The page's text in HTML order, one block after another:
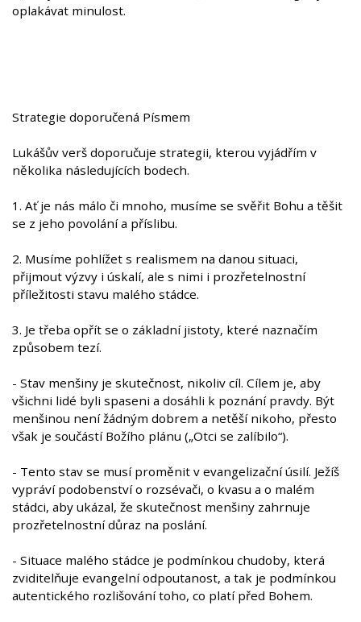
oplakávat minulost.
Strategie doporučená Písmem
Lukášův verš doporučuje strategii, kterou vyjádřím v
několika následujících bodech.
1. Ať je nás málo či mnoho, musíme se svěřit Bohu a těšit
se z jeho povolání a příslibu.
2. Musíme pohlížet s realismem na danou situaci,
přijmout výzvy i úskalí, ale s nimi i prozřetelnostní
příležitosti stavu malého stádce.
3. Je třeba opřít se o základní jistoty, které naznačím
způsobem tezí.
- Stav menšiny je skutečnost, nikoliv cíl. Cílem je, aby
všichni lidé byli spaseni a dosáhli k poznání pravdy. Být
menšinou není žádným dobrem a netěší nikoho, přesto
však je součástí Božího plánu („Otci se zalíbilo“).
- Tento stav se musí proměnit v evangelizační úsilí. Ježíš
vypráví podobenství o rozsévači, o kvasu a o malém
stádci, aby ukázal, že skutečnost menšiny zahrnuje
prozřetelnostní důraz na poslání.
- Situace malého stádce je podmínkou chudoby, která
zviditelňuje evangelní odpoutanost, a tak je podmínkou
autentického rozlišování toho, co platí před Bohem.